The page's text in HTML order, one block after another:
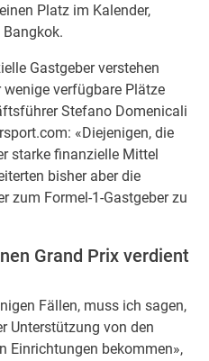
Platz im Kalender,
Gastgeber verstehen
verfügbare Plätze
Stefano Domenicali
«Diejenigen, die
starke finanzielle Mittel
bisher aber die
zum Formel-1-Gastgeber zu
Grand Prix verdient
Fällen, muss ich sagen,
Unterstützung von den
Einrichtungen bekommen»,